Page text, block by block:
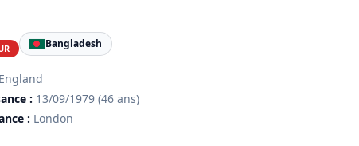
Bangladesh
England
: 13/09/1979 (46 ans)
: London